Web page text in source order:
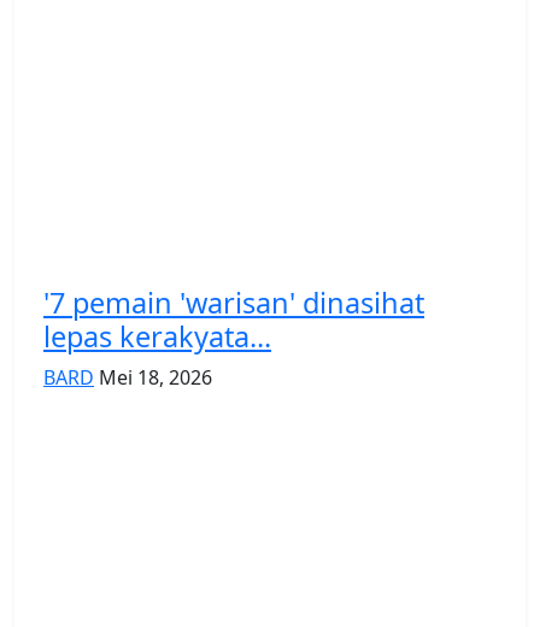
'7 pemain 'warisan' dinasihat
lepas kerakyata...
BARD Mei 18, 2026